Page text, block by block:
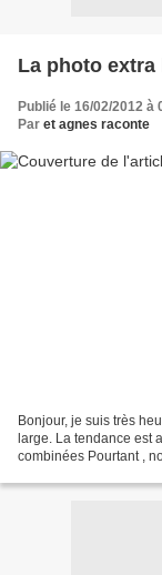
La photo extra
Publié le 16/02/2012 à
Par et agnes raconte
Bonjour, je suis très
large. La tendance est
combinées Pourtant ,